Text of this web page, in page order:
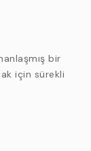
bir
için sürekli